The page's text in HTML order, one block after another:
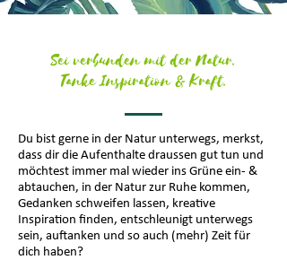
Sei verbunden mit der Natur.
Tanke Inspiration & Kraft.
Du bist gerne in der Natur unterwegs, merkst,
dass dir die Aufenthalte draussen gut tun und
möchtest immer mal wieder ins Grüne ein- &
abtauchen, in der Natur zur Ruhe kommen,
Gedanken schweifen lassen, kreative
Inspiration finden, entschleunigt unterwegs
sein, auftanken und so auch (mehr) Zeit für
dich haben?